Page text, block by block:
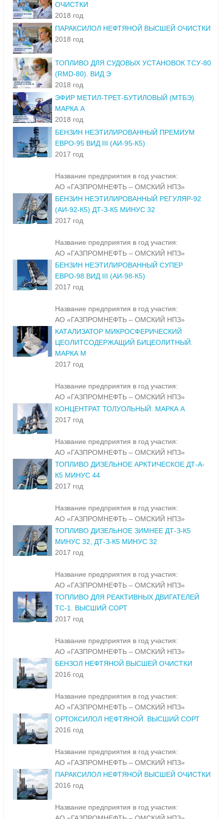
ОЧИСТКИ
2018 год
ПАРАКСИЛОЛ НЕФТЯНОЙ ВЫСШЕЙ ОЧИСТКИ
2018 год
ТОПЛИВО ДЛЯ СУДОВЫХ УСТАНОВОК ТСУ-80
(RMD-80). ВИД Э
2018 год
ЭФИР МЕТИЛ-ТРЕТ-БУТИЛОВЫЙ (МТБЭ).
МАРКА А
2018 год
БЕНЗИН НЕЭТИЛИРОВАННЫЙ ПРЕМИУМ
ЕВРО-95 ВИД III (АИ-95-К5)
2017 год
Название предприятия в год участия:
АО «ГАЗПРОМНЕФТЬ – ОМСКИЙ НПЗ»
БЕНЗИН НЕЭТИЛИРОВАННЫЙ РЕГУЛЯР-92
(АИ-92-К5) ДТ-З-К5 МИНУС 32
2017 год
Название предприятия в год участия:
АО «ГАЗПРОМНЕФТЬ – ОМСКИЙ НПЗ»
БЕНЗИН НЕЭТИЛИРОВАННЫЙ СУПЕР
ЕВРО-98 ВИД III (АИ-98-К5)
2017 год
Название предприятия в год участия:
АО «ГАЗПРОМНЕФТЬ – ОМСКИЙ НПЗ»
КАТАЛИЗАТОР МИКРОСФЕРИЧЕСКИЙ
ЦЕОЛИТСОДЕРЖАЩИЙ БИЦЕОЛИТНЫЙ.
МАРКА М
2017 год
Название предприятия в год участия:
АО «ГАЗПРОМНЕФТЬ – ОМСКИЙ НПЗ»
КОНЦЕНТРАТ ТОЛУОЛЬНЫЙ. МАРКА А
2017 год
Название предприятия в год участия:
АО «ГАЗПРОМНЕФТЬ – ОМСКИЙ НПЗ»
ТОПЛИВО ДИЗЕЛЬНОЕ АРКТИЧЕСКОЕ ДТ-А-
К5 МИНУС 44
2017 год
Название предприятия в год участия:
АО «ГАЗПРОМНЕФТЬ – ОМСКИЙ НПЗ»
ТОПЛИВО ДИЗЕЛЬНОЕ ЗИМНЕЕ ДТ-З-К5
МИНУС 32, ДТ-З-К5 МИНУС 32
2017 год
Название предприятия в год участия:
АО «ГАЗПРОМНЕФТЬ – ОМСКИЙ НПЗ»
ТОПЛИВО ДЛЯ РЕАКТИВНЫХ ДВИГАТЕЛЕЙ
ТС-1. ВЫСШИЙ СОРТ
2017 год
Название предприятия в год участия:
АО «ГАЗПРОМНЕФТЬ – ОМСКИЙ НПЗ»
БЕНЗОЛ НЕФТЯНОЙ ВЫСШЕЙ ОЧИСТКИ
2016 год
Название предприятия в год участия:
АО «ГАЗПРОМНЕФТЬ – ОМСКИЙ НПЗ»
ОРТОКСИЛОЛ НЕФТЯНОЙ. ВЫСШИЙ СОРТ
2016 год
Название предприятия в год участия:
АО «ГАЗПРОМНЕФТЬ – ОМСКИЙ НПЗ»
ПАРАКСИЛОЛ НЕФТЯНОЙ ВЫСШЕЙ ОЧИСТКИ
2016 год
Название предприятия в год участия: